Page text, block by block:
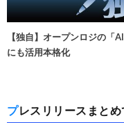
【独自】オープンロジの「
にも活用本格化
プレスリリースまと